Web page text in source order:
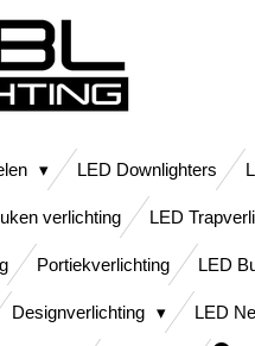
LED Downlighters
verlichting LED
Portiekverlichting LED
Designverlichting LED